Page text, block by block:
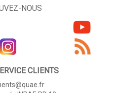
NOUS
CLIENTS